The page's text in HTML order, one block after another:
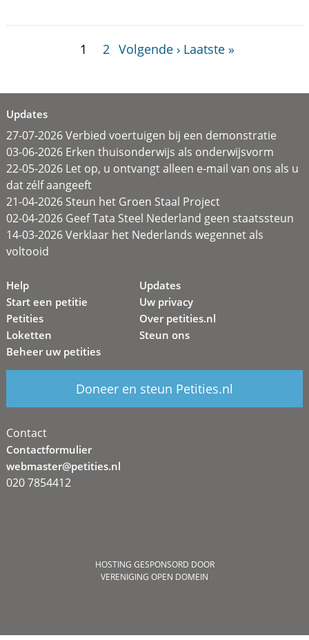
1 2 Volgende › Laatste »
Updates
27-07-2026 Verbied voertuigen bij een demonstratie
03-06-2026 Erken thuisonderwijs als onderwijsvorm
22-05-2026 Let op, u ontvangt alleen e-mail van ons als u
dat zélf aangeeft
21-04-2026 Steun het Groen Staal Project
02-04-2026 Geef Tata Steel Nederland geen staatssteun
14-03-2026 Verklaar het Nederlands wegennet als
voltooid
Help
Start een petitie
Petities
Loketten
Beheer uw petities
Updates
Uw privacy
Over petities.nl
Steun ons
Doneer en steun Petities.nl
Contact
Contactformulier
webmaster@petities.nl
020 7854412
HOSTING GESPONSORD DOOR
VERENIGING OPEN DOMEIN